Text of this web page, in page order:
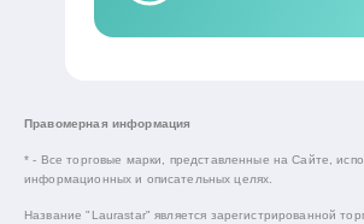
Правомерная информация
* - Все торговые марки, представленные на Сайте,
информационных и описательных целях.
Название "Laurastar" является зарегистрированной